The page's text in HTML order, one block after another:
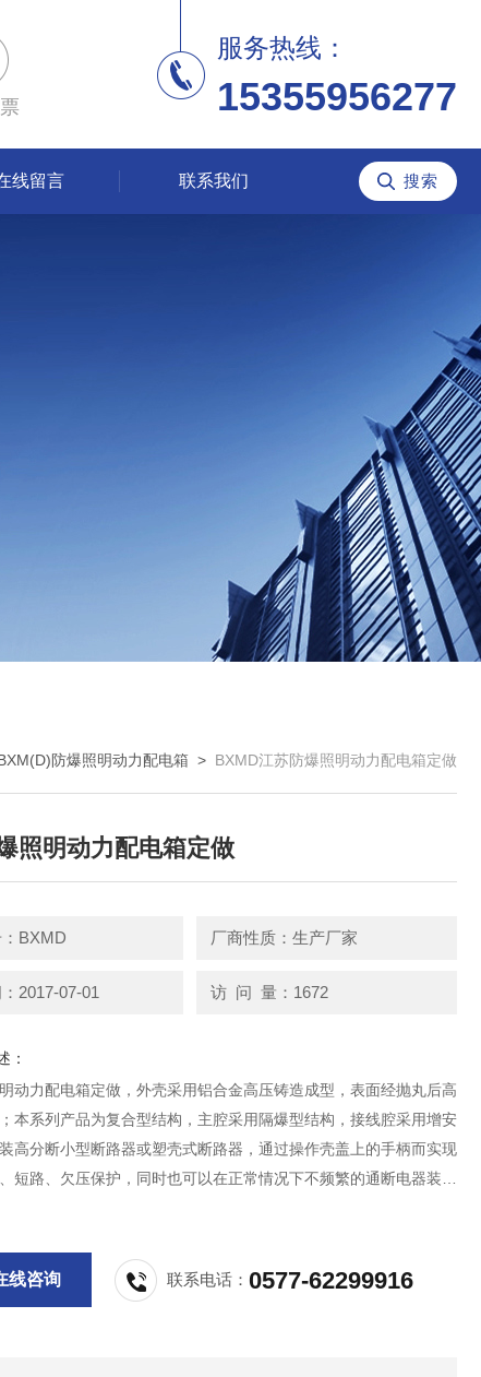
服务热线：
15355956277
线留言 联系我们
防爆照明动力配电箱 > BXMD江苏防爆照明动力配电箱定做
照明动力配电箱定做
BXMD 厂商性质：生产厂家
2017-07-01 访 问 量：1672
：
动力配电箱定做，外壳采用铝合金高压铸造成型，表面经抛丸后高
本系列产品为复合型结构，主腔采用隔爆型结构，接线腔采用增安
高分断小型断路器或塑壳式断路器，通过操作壳盖上的手柄而实现
短路、欠压保护，同时也可以在正常情况下不频繁的通断电器装置
线咨询 联系电话：0577-62299916